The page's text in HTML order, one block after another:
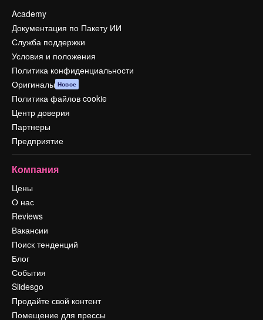
Academy
Документация по Пакету ИИ
Служба поддержки
Условия и положения
Политика конфиденциальности
Оригиналы Новое
Политика файлов cookie
Центр доверия
Партнеры
Предприятие
Компания
Цены
О нас
Reviews
Вакансии
Поиск тенденций
Блог
События
Slidesgo
Продайте свой контент
Помещение для прессы